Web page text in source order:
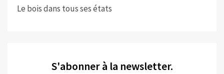
Le bois dans tous ses états
S'abonner à la newsletter.